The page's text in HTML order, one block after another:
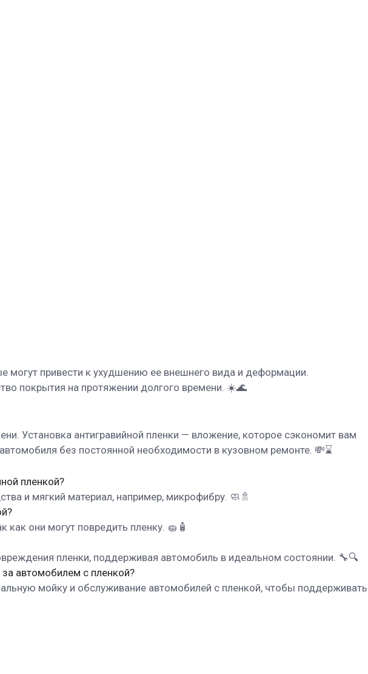
могут привести к ухудшению ее внешнего вида и деформации.
покрытия на протяжении долгого времени. ☀️🌊
Установка антигравийной пленки — вложение, которое сэкономит вам
без постоянной необходимости в кузовном ремонте. 💸⌛
пленкой?
и мягкий материал, например, микрофибру. 🧼🚿
как они могут повредить пленку. 🧽🧴
пленки, поддерживая автомобиль в идеальном состоянии. 🔧🔍
автомобилем с пленкой?
мойку и обслуживание автомобилей с пленкой, чтобы поддерживать